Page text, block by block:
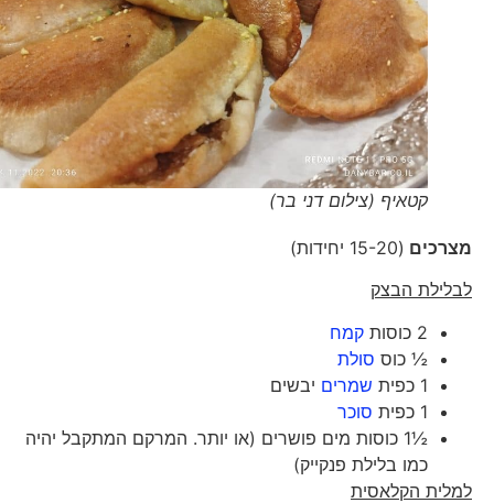
קטאיף (צילום דני בר)
מצרכים(15-20 יחידות)
לבלילת הבצק
2 כוסות
קמח
½ כוססולת
1 כפית
שמריםיבשים
1 כפית
סוכר
½1 כוסות מים פושרים (או יותר. המרקם המתקבל יהיה
כמו בלילת פנקייק)
למלית הקלאסית